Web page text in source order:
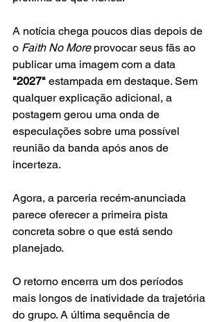
A notícia chega poucos dias depois de
o Faith No More provocar seus fãs ao
publicar uma imagem com a data
"2027" estampada em destaque. Sem
qualquer explicação adicional, a
postagem gerou uma onda de
especulações sobre uma possível
reunião da banda após anos de
incerteza.
Agora, a parceria recém-anunciada
parece oferecer a primeira pista
concreta sobre o que está sendo
planejado.
O retorno encerra um dos períodos
mais longos de inatividade da trajetória
do grupo. A última sequência de